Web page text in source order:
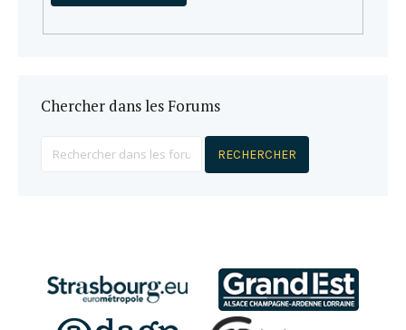
Chercher dans les Forums